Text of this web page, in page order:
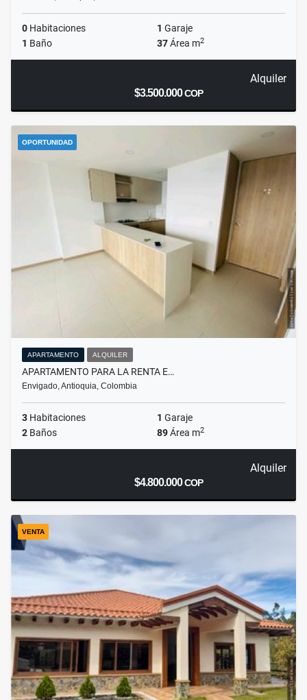
0 Habitaciones 1 Garaje
1 Baño 37Área m2
Alquiler
$3.500.000COP
OPORTUNIDAD
APARTAMENTO ALQUILER
APARTAMENTO PARA LA RENTA E…
Envigado, Antioquia, Colombia
3 Habitaciones 1 Garaje
2 Baños 89Área m2
Alquiler
$4.800.000COP
VENTA